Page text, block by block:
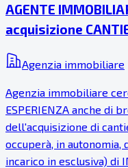
AGENTE
acquisizione
Agenzia immobiliare
Agenzia immobiliare
ESPERIENZA anche di
dell'acquisizione di
occuperà, in autonomia,
incarico in esclusiva) di